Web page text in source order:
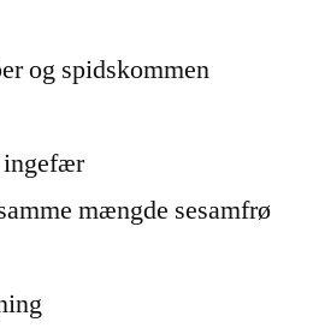
og spidskommen
mængde sesamfrø